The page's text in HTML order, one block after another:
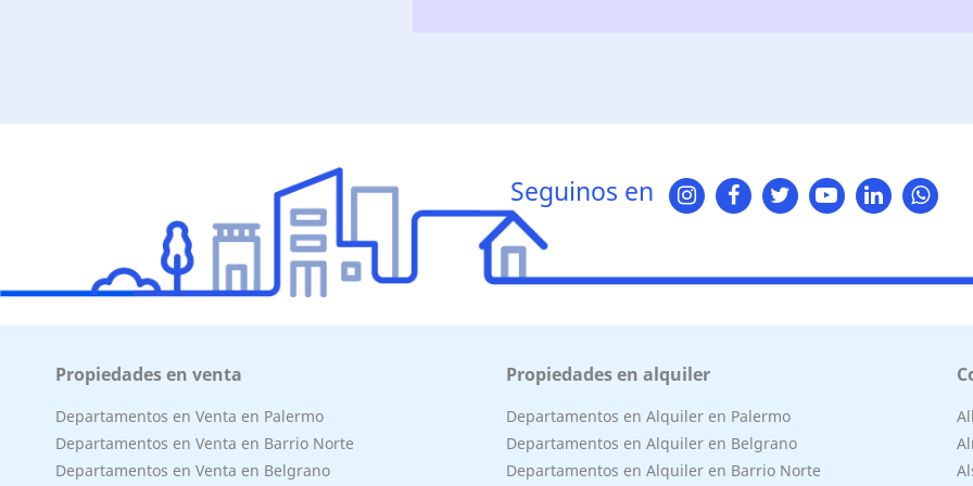
Superficie total del inmueble 376.06 M2
Semicubierta 105.26 M2
Seguinos en
Propiedades en venta
Departamentos en Venta en Palermo
Departamentos en Venta en Barrio Norte
Departamentos en Venta en Belgrano
Propiedades en alquiler
Departamentos en Alquiler en Palermo
Departamentos en Alquiler en Belgrano
Departamentos en Alquiler en Barrio Norte